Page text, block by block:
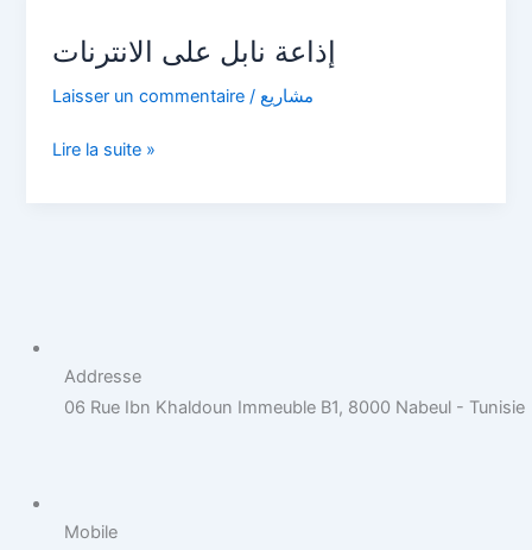
إذاعة نابل على الانترنات
Laisser un commentaire / مشاريع
على
Lire la suite »
Addresse
06 Rue Ibn Khaldoun Immeuble B1, 8000 Nabeul - Tunisie
Mobile